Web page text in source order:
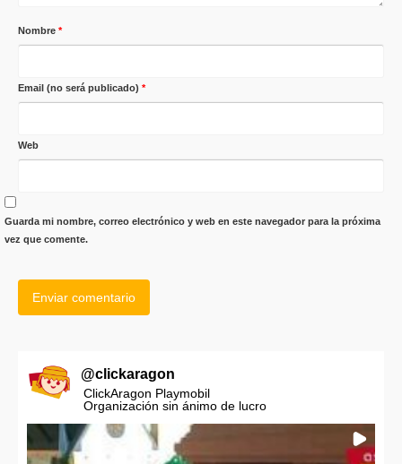
Nombre *
Email (no será publicado) *
Web
Guarda mi nombre, correo electrónico y web en este navegador para la próxima
vez que comente.
@clickaragon
ClickAragon Playmobil
Organización sin ánimo de lucro